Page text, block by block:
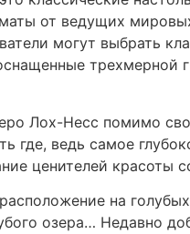
от ведущих
могут выбрать
трехмерной
Лох-Несс помимо
где, ведь самое
ценителей красоты
на
озера… Недавно